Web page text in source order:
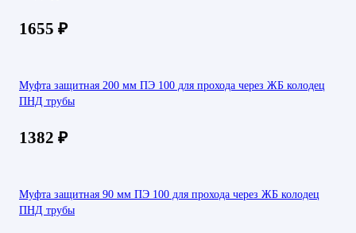
1655 ₽
Муфта защитная 200 мм ПЭ 100 для прохода через ЖБ колодец
ПНД трубы
1382 ₽
Муфта защитная 90 мм ПЭ 100 для прохода через ЖБ колодец
ПНД трубы